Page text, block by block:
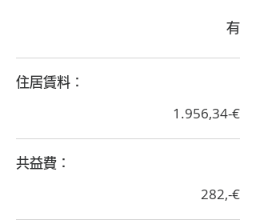
有
​住居賃料：
1.956,34-€
​共益費：
282,-€